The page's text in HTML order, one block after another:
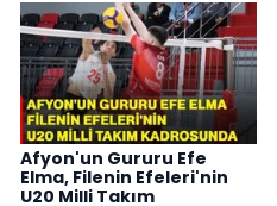
Afyon'un Gururu Efe
Elma, Filenin Efeleri'nin
U20 Milli Takım